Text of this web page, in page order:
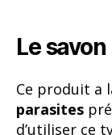
Le
Ce produit a
parasites
d’utiliser ce